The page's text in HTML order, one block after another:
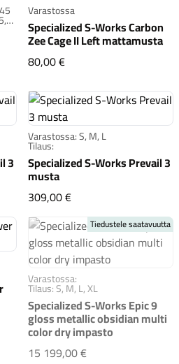
Torch musta
Varastossa
Specialized S-Works Carbon
Zee Cage II Left mattamusta
80,00 €Specialized S-Works
3
Prevail 3 valkoinen/musta
Varastossa: S, M, L
Tilaus:
Specialized S-Works Prevail 3
musta
309,00 €Specialized S-Works
Power satula musta
Varastossa:
Tilaus: S, M, L, XL
Specialized S-Works Epic 9
gloss metallic obsidian multi
color dry impasto
15 199,00 €Specialized S-
Tiedustele saatavuutta